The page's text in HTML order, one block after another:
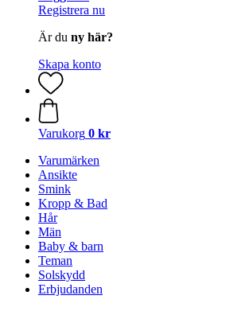
Registrera nu
Är du ny här?
Skapa konto
Varukorg 0 kr
Varumärken
Ansikte
Smink
Kropp & Bad
Hår
Män
Baby & barn
Teman
Solskydd
Erbjudanden